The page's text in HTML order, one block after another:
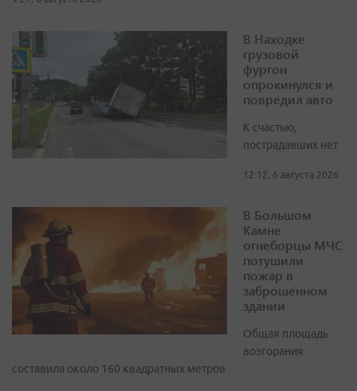
В Находке
грузовой
фургон
опрокинулся и
повредил авто
К счастью,
пострадавших нет
12:12, 6 августа 2026
В Большом
Камне
огнеборцы МЧС
потушили
пожар в
заброшенном
здании
Общая площадь
возгорания
составила около 160 квадратных метров